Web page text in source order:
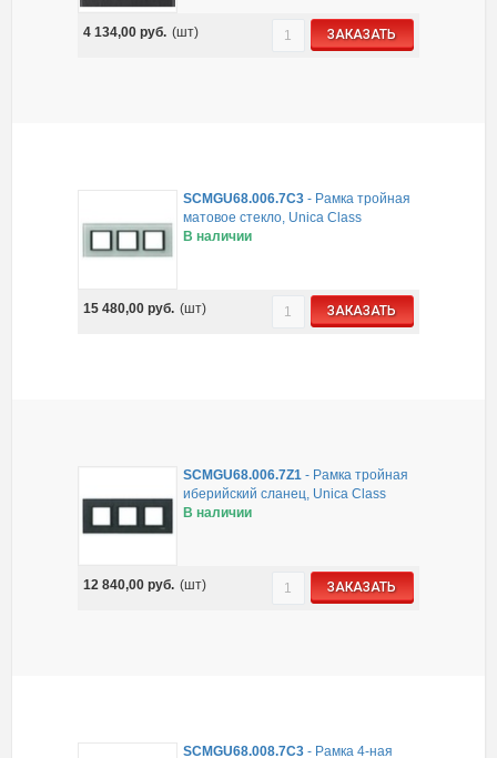
4 134,00руб. (шт) ЗАКАЗАТЬ
SCMGU68.006.7C3 - Рамка тройная
матовое стекло, Unica Class
В наличии
15 480,00руб. (шт) ЗАКАЗАТЬ
SCMGU68.006.7Z1 - Рамка тройная
иберийский сланец, Unica Class
В наличии
12 840,00руб. (шт) ЗАКАЗАТЬ
SCMGU68.008.7C3 - Рамка 4-ная